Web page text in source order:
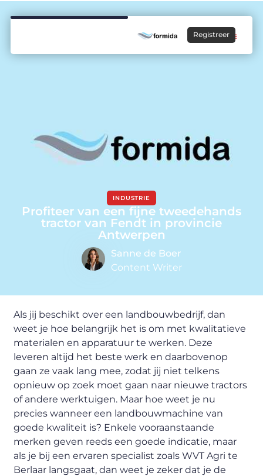
Registreer
INDUSTRIE
Profiteer van een fijne tweedehands
tractor van Fendt in provincie
Antwerpen
Sanne de Boer
Content Writer
Als jij beschikt over een landbouwbedrijf, dan
weet je hoe belangrijk het is om met kwalitatieve
materialen en apparatuur te werken. Deze
leveren altijd het beste werk en daarbovenop
gaan ze vaak lang mee, zodat jij niet telkens
opnieuw op zoek moet gaan naar nieuwe tractors
of andere werktuigen. Maar hoe weet je nu
precies wanneer een landbouwmachine van
goede kwaliteit is? Enkele vooraanstaande
merken geven reeds een goede indicatie, maar
als je bij een ervaren specialist zoals WVT Agri te
Berlaar langsgaat, dan weet je zeker dat je de